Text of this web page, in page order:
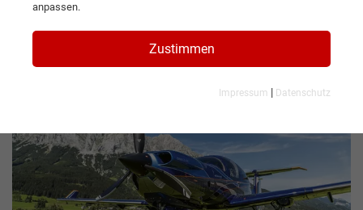
der MT-Propeller Entwicklung GmbH
anpassen.
Zustimmen
Impressum | Datenschutz